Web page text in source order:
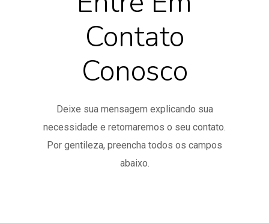
Contato
Conosco
Deixe sua mensagem explicando sua
necessidade e retornaremos o seu contato.
Por gentileza, preencha todos os campos
abaixo.